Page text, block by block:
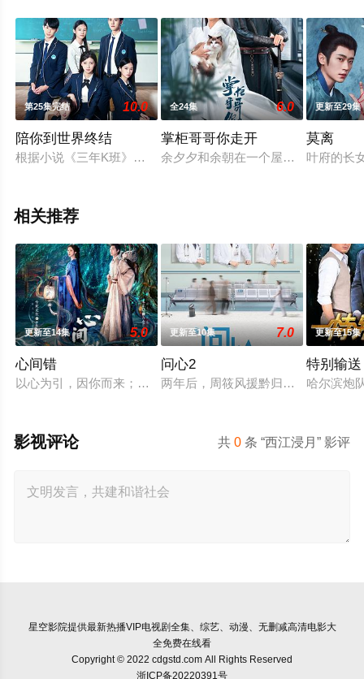
第25集完结 10.0
陪你到世界终结
根据小说《三年K班》改编。17岁的京芷卉因为一次交通意外导
全24集 6.0
掌柜哥哥你走开
余夕夕和余朝在一个屋檐下一起长大
更新至29集
莫离
叶府的长
相关推荐
更新至14集 5.0
心间错
以心为引，因你而来；爱恨起落，皆由心生。一段人妖牵绊，百
更新至10集 7.0
问心2
两年后，周筱风援黔归来与林逸、方
更新至15集
特别输送
哈尔滨炮
共0 条 “西江浸月” 影评
影视评论
星空影院提供最新热播VIP电视剧全集、综艺、动漫、无删减高清电影大
全免费在线看
Copyright © 2022 cdgstd.com All Rights Reserved
浙ICP备20220391号